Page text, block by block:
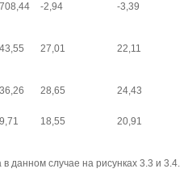
708,44 -2,94 -3,39
43,55 27,01 22,11
36,26 28,65 24,43
9,71 18,55 20,91
данном случае на рисунках 3.3 и 3.4.